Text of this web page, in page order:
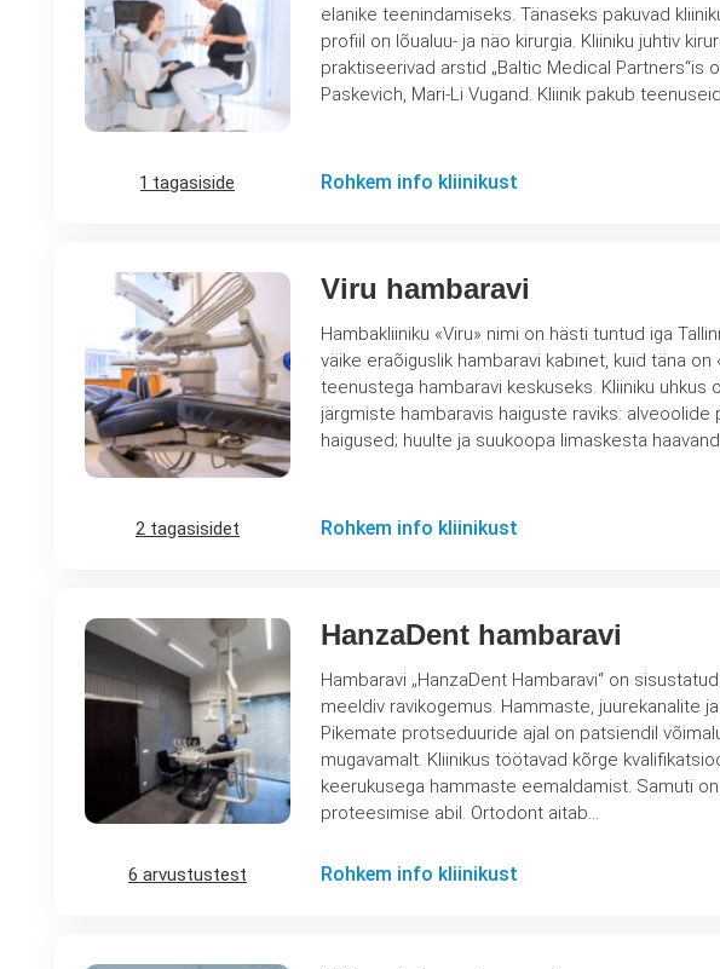
1 tagasiside
elanike teenindamiseks. Tänaseks pakuvad kliiniku
profiil on lõualuu- ja näo kirurgia. Kliiniku juhtiv
praktiseerivad arstid „Baltic Medical Partners“is
Rohkem info kliinikust
2 tagasisidet
Viru hambaravi
Hambakliiniku «Viru» nimi on hästi tuntud iga
väike eraõiguslik hambaravi kabinet, kuid täna
teenustega hambaravi keskuseks. Kliiniku uhkus on lasertehnoloogia kabinet. Laserskiirt kasutatakse
järgmiste hambaravis haiguste raviks: alveoolide põletikulised protsessid; herpes; lõualuude
Rohkem info kliinikust
6 arvustustest
HanzaDent hambaravi
Hambaravi „HanzaDent Hambaravi“ on
meeldiv ravikogemus. Hammaste, juurekanalite
Pikemate protseduuride ajal on patsiendil
mugavamalt. Kliinikus töötavad kõrge kvalifikatsiooniga hambakirurgid, kes teostavad erineva
keerukusega hammaste eemaldamist. Samuti
proteesimise abil. Ortodont aitab…
Rohkem info kliinikust